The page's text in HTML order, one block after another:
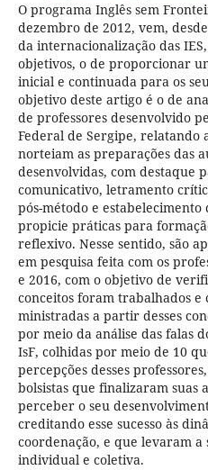
O programa Inglês sem
dezembro de 2012, vem,
da internacionalização das
objetivos, o de proporcionar
inicial e continuada para os
objetivo deste artigo é o de
de professores desenvolvido
Federal de Sergipe, relatando
norteiam as preparações das
desenvolvidas, com destaque
comunicativo, letramento
pós-método e
propicie práticas para
reflexivo. Nesse sentido, são
em pesquisa feita com os
e 2016, com o objetivo de
conceitos foram trabalhados e
ministradas a partir desses
por meio da análise das falas
IsF, colhidas por meio de 10
percepções desses
bolsistas que finalizaram suas
perceber o seu
creditando esse sucesso às
coordenação, e que levaram
individual e coletiva.